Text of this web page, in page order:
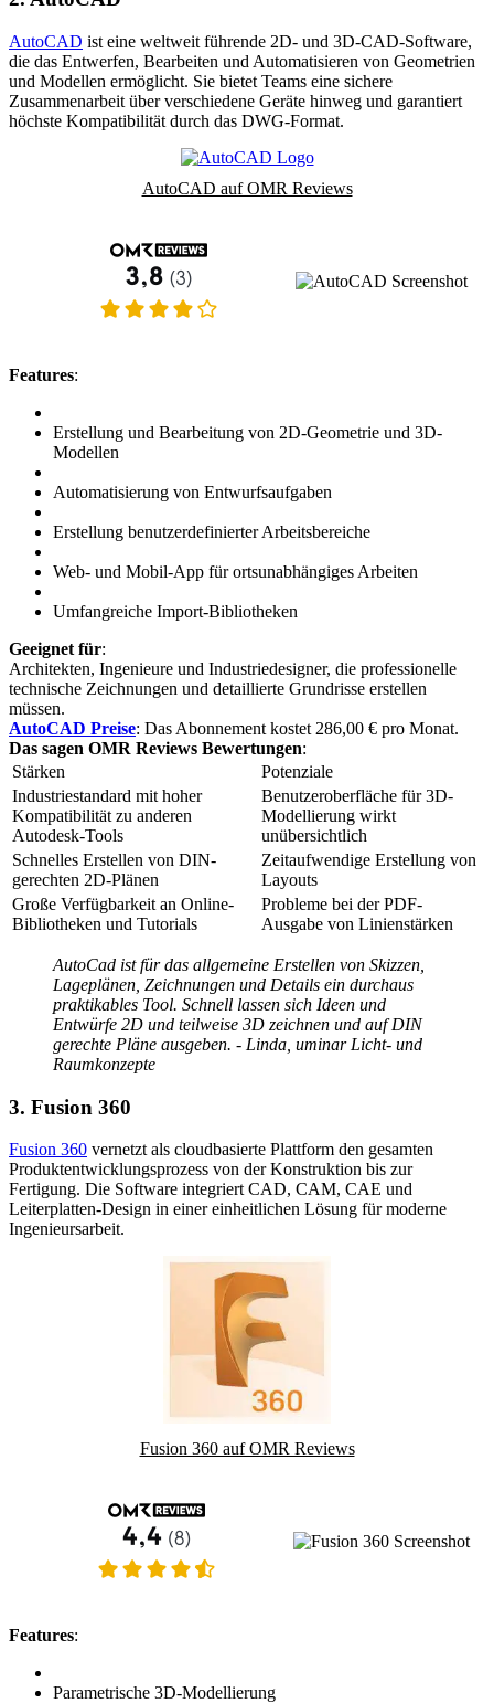
AutoCAD ist eine weltweit führende 2D- und 3D-CAD-Software,
die das Entwerfen, Bearbeiten und Automatisieren von Geometrien
und Modellen ermöglicht. Sie bietet Teams eine sichere
Zusammenarbeit über verschiedene Geräte hinweg und garantiert
höchste Kompatibilität durch das DWG-Format.
AutoCAD auf OMR Reviews
Features:
Erstellung und Bearbeitung von 2D-Geometrie und 3D-
Modellen
Automatisierung von Entwurfsaufgaben
Erstellung benutzerdefinierter Arbeitsbereiche
Web- und Mobil-App für ortsunabhängiges Arbeiten
Umfangreiche Import-Bibliotheken
Geeignet für:
Architekten, Ingenieure und Industriedesigner, die professionelle
technische Zeichnungen und detaillierte Grundrisse erstellen
müssen.
AutoCAD Preise: Das Abonnement kostet 286,00 € pro Monat.
Das sagen OMR Reviews Bewertungen:
Stärken
Potenziale
Industriestandard mit hoher
Kompatibilität zu anderen
Autodesk-Tools
Benutzeroberfläche für 3D-
Modellierung wirkt
unübersichtlich
Schnelles Erstellen von DIN-
gerechten 2D-Plänen
Zeitaufwendige Erstellung von
Layouts
Große Verfügbarkeit an Online-
Bibliotheken und Tutorials
Probleme bei der PDF-
Ausgabe von Linienstärken
AutoCad ist für das allgemeine Erstellen von Skizzen,
Lageplänen, Zeichnungen und Details ein durchaus
praktikables Tool. Schnell lassen sich Ideen und
Entwürfe 2D und teilweise 3D zeichnen und auf DIN
gerechte Pläne ausgeben. - Linda, uminar Licht- und
Raumkonzepte
3. Fusion 360
Fusion 360 vernetzt als cloudbasierte Plattform den gesamten
Produktentwicklungsprozess von der Konstruktion bis zur
Fertigung. Die Software integriert CAD, CAM, CAE und
Leiterplatten-Design in einer einheitlichen Lösung für moderne
Ingenieursarbeit.
Fusion 360 auf OMR Reviews
Features:
Parametrische 3D-Modellierung